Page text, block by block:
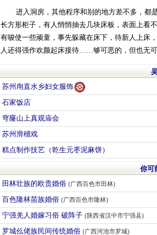
进入洞房，其他程序和别的地方差不多，
长方形柜子，有人悄悄抽去几块床板，表面上看
有唆使一些顽童，事先躲藏在床下，待新人上床
人还得强作欢颜起床接待……够可恶的，但也无
苏州甪直水乡妇女服饰
石家饭店
穹窿山上真观庙会
苏州滑稽戏
糕点制作技艺（乾生元枣泥麻饼）
你可
田林壮族的欧贵婚俗 (广西百色市田林)
百色隆林苗族婚俗 (广西百色市隆林)
宁强羌人婚嫁习俗 破阵子 (陕西省汉中市宁强县)
罗城仫佬族民间传统婚俗 (广西河池市罗城)